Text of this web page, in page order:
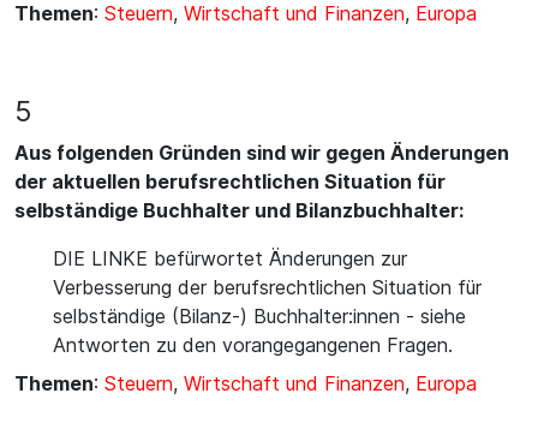
Themen: Steuern, Wirtschaft und Finanzen, Europa
5
Aus folgenden Gründen sind wir gegen Änderungen
der aktuellen berufsrechtlichen Situation für
selbständige Buchhalter und Bilanzbuchhalter:
DIE LINKE befürwortet Änderungen zur
Verbesserung der berufsrechtlichen Situation für
selbständige (Bilanz-) Buchhalter:innen - siehe
Antworten zu den vorangegangenen Fragen.
Themen: Steuern, Wirtschaft und Finanzen, Europa